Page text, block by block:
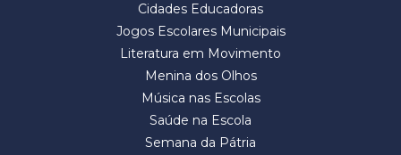
Cidades Educadoras
Jogos Escolares Municipais
Literatura em Movimento
Menina dos Olhos
Música nas Escolas
Saúde na Escola
Semana da Pátria